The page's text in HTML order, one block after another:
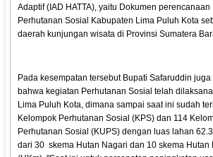
Adaptif (IAD HATTA), yaitu Dokumen
Perhutanan Sosial Kabupaten Lima Puluh Kota
daerah kunjungan wisata di Provinsi Sumatera
Pada kesempatan tersebut Bupati Safaruddin
bahwa kegiatan Perhutanan Sosial telah
Lima Puluh Kota, dimana sampai saat ini sudah
Kelompok Perhutanan Sosial (KPS) dan 114
Perhutanan Sosial (KUPS) dengan luas lahan
dari 30 skema Hutan Nagari dan 10 skema Hutan